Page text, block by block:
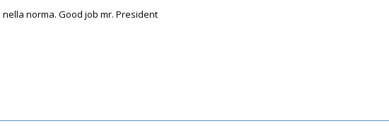
norma. Good job mr. President